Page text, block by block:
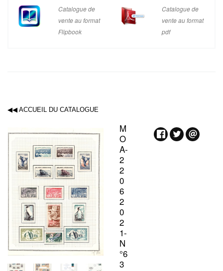
Catalogue de
vente au format
Flipbook
Catalogue de
vente au format
pdf
◀◀ ACCUEIL DU CATALOGUE
M
O
A-
2
2
0
6
2
0
2
1-
N
°6
3